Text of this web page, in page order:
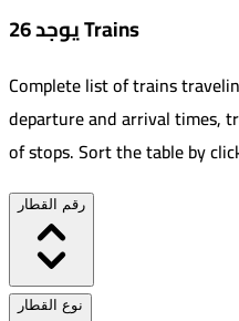
يوجد 26 Trains
Complete list of trains
departure and arrival times,
of stops. Sort the table by
رقم القطار
نوع القطار